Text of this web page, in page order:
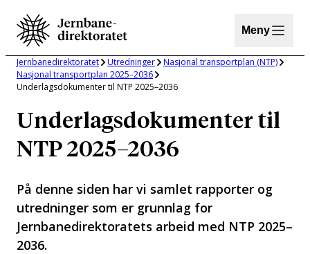
Hopp
innhold
Meny
Jernbanedirektoratet Utredninger
Nasjonal transportplan (NTP)
Nasjonal transportplan 2025–2036
Underlagsdokumenter til NTP 2025–2036
Underlagsdokumenter til
NTP 2025–2036
På denne siden har vi samlet rapporter og
utredninger som er grunnlag for
Jernbanedirektoratets arbeid med NTP 2025–
2036.